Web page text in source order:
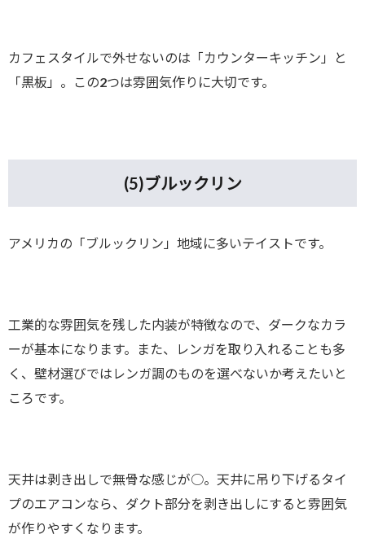
カフェスタイルで外せないのは「カウンターキッチン」と
「黒板」。この2つは雰囲気作りに大切です。
(5)ブルックリン
アメリカの「ブルックリン」地域に多いテイストです。
工業的な雰囲気を残した内装が特徴なので、ダークなカラ
ーが基本になります。また、レンガを取り入れることも多
く、壁材選びではレンガ調のものを選べないか考えたいと
ころです。
天井は剥き出しで無骨な感じが○。天井に吊り下げるタイ
プのエアコンなら、ダクト部分を剥き出しにすると雰囲気
が作りやすくなります。